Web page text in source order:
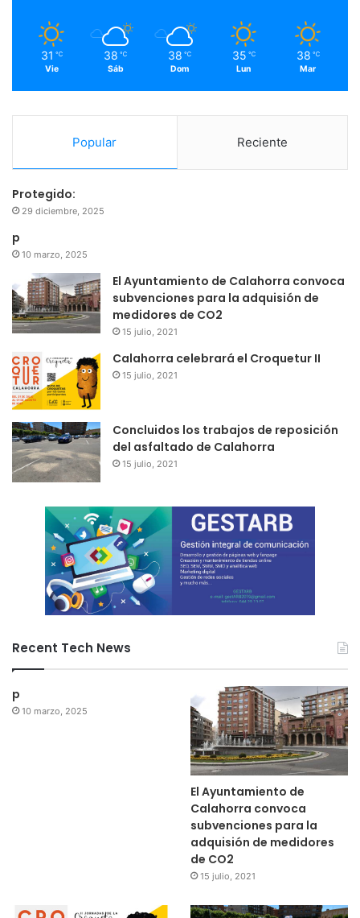
m
31 ℃
Vie
38 ℃
Sáb
38 ℃
Dom
35 ℃
Lun
38 ℃
Mar
Popular Reciente
Protegido:
29 diciembre, 2025
p
10 marzo, 2025
El Ayuntamiento de Calahorra convoca
subvenciones para la adquisión de
medidores de CO2
15 julio, 2021
Calahorra celebrará el Croquetur II
15 julio, 2021
Concluidos los trabajos de reposición
del asfaltado de Calahorra
15 julio, 2021
Recent Tech News
p
10 marzo, 2025
El Ayuntamiento de
Calahorra convoca
subvenciones para la
adquisión de medidores
de CO2
15 julio, 2021